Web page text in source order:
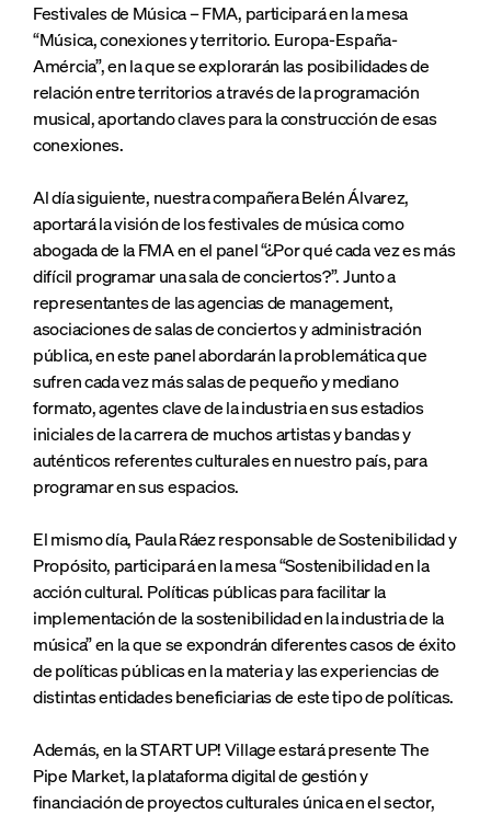
Festivales de Música – FMA, participará en la mesa
“Música, conexiones y territorio. Europa-España-
Amércia”, en la que se explorarán las posibilidades de
relación entre territorios a través de la programación
musical, aportando claves para la construcción de esas
conexiones.
Al día siguiente, nuestra compañera Belén Álvarez,
aportará la visión de los festivales de música como
abogada de la FMA en el panel “¿Por qué cada vez es más
difícil programar una sala de conciertos?”. Junto a
representantes de las agencias de management,
asociaciones de salas de conciertos y administración
pública, en este panel abordarán la problemática que
sufren cada vez más salas de pequeño y mediano
formato, agentes clave de la industria en sus estadios
iniciales de la carrera de muchos artistas y bandas y
auténticos referentes culturales en nuestro país, para
programar en sus espacios.
El mismo día, Paula Ráez responsable de Sostenibilidad y
Propósito, participará en la mesa “Sostenibilidad en la
acción cultural. Políticas públicas para facilitar la
implementación de la sostenibilidad en la industria de la
música” en la que se expondrán diferentes casos de éxito
de políticas públicas en la materia y las experiencias de
distintas entidades beneficiarias de este tipo de políticas.
Además, en la START UP! Village estará presente The
Pipe Market, la plataforma digital de gestión y
financiación de proyectos culturales única en el sector,